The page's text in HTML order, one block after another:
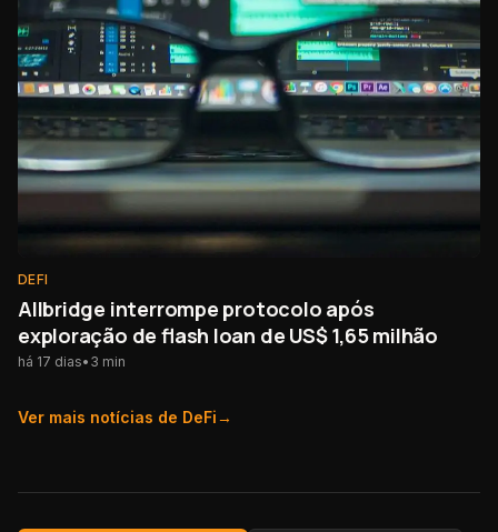
DEFI
Allbridge interrompe protocolo após
exploração de flash loan de US$ 1,65 milhão
há 17 dias• 3 min
Ver mais notícias de DeFi→